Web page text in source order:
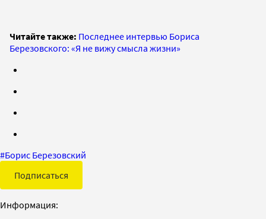
Читайте также: Последнее интервью Бориса
Березовского: «Я не вижу смысла жизни»
#Борис Березовский
Подписаться
Информация: